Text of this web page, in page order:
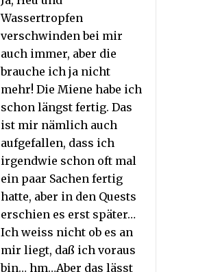
Wassertropfen
verschwinden bei mir
auch immer, aber die
brauche ich ja nicht
mehr! Die Miene habe ich
schon längst fertig. Das
ist mir nämlich auch
aufgefallen, dass ich
irgendwie schon oft mal
ein paar Sachen fertig
hatte, aber in den Quests
erschien es erst später…
Ich weiss nicht ob es an
mir liegt, daß ich voraus
bin… hm…Aber das lässt